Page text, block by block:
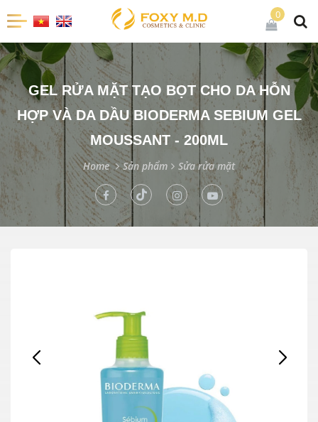
0
GEL RỬA MẶT TẠO BỌT CHO DA HỖN
HỢP VÀ DA DẦU BIODERMA SEBIUM GEL
MOUSSANT - 200ML
Home Sản phẩm Sửa rửa mặt